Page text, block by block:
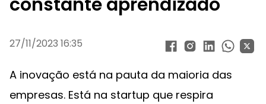
27/11/2023 16:35
A inovação está na pauta da maioria das
empresas. Está na startup que respira